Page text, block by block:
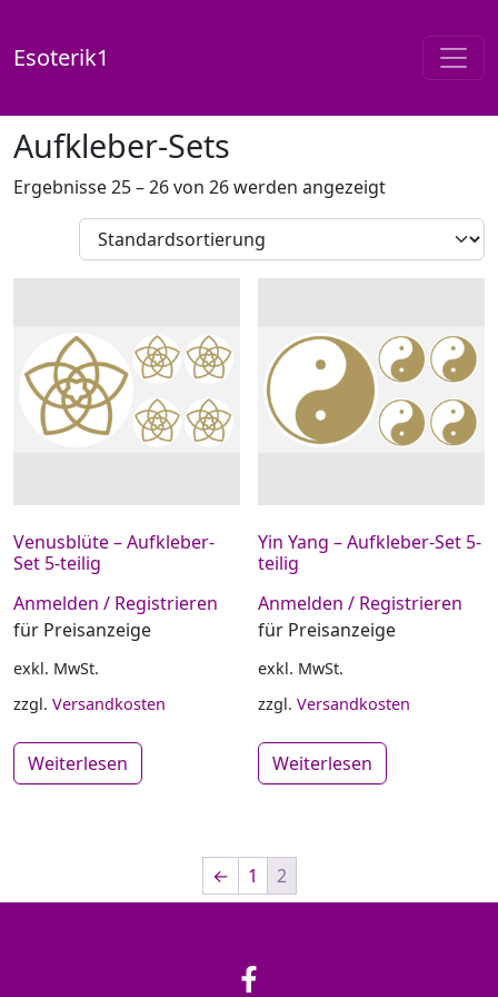
Esoterik1
Aufkleber-Sets
Ergebnisse 25 – 26 von 26 werden angezeigt
Venusblüte – Aufkleber-
Set 5-teilig
Anmelden / Registrieren
für Preisanzeige
exkl. MwSt.
zzgl. Versandkosten
Weiterlesen
Yin Yang – Aufkleber-Set 5-
teilig
Anmelden / Registrieren
für Preisanzeige
exkl. MwSt.
zzgl.Versandkosten
Weiterlesen
← 1 2